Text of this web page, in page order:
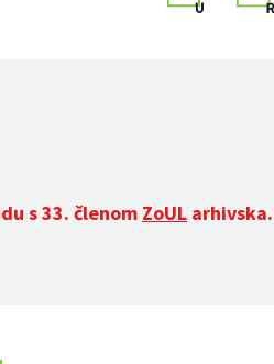
s 33. členom ZoUL